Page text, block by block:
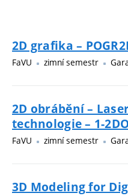
2D grafika –
FaVU zimní semestr
2D obrábění –
technologie – 1-
FaVU zimní semestr
3D Modeling for